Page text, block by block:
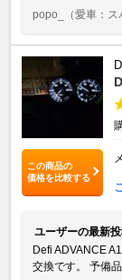
popo_
（愛車：
この商品の
価格を比較する
ユーザーの最新
Defi ADVANCE
交換です。 予備